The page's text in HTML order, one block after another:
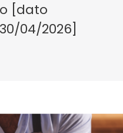
[dato
04/2026]